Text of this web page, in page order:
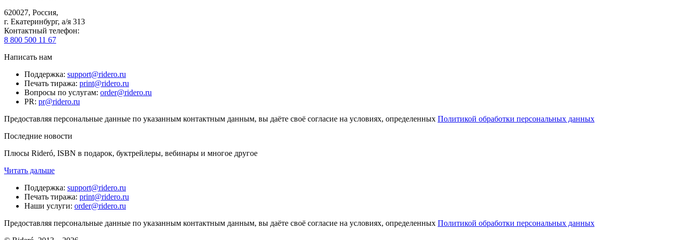
620027, Россия,
г. Екатеринбург, а/я 313
Контактный телефон:
8 800 500 11 67
Написать нам
Поддержка: support@ridero.ru
Печать тиража: print@ridero.ru
Вопросы по услугам: order@ridero.ru
PR: pr@ridero.ru
Предоставляя персональные данные по указанным контактным данным, вы даёте своё согласие на условиях, определенных Политикой обработки персональных данных
Последние новости
Плюсы Rideró, ISBN в подарок, буктрейлеры, вебинары и многое другое
Читать дальше
Поддержка: support@ridero.ru
Печать тиража: print@ridero.ru
Наши услуги: order@ridero.ru
Предоставляя персональные данные по указанным контактным данным, вы даёте своё согласие на условиях, определенных Политикой обработки персональных данных